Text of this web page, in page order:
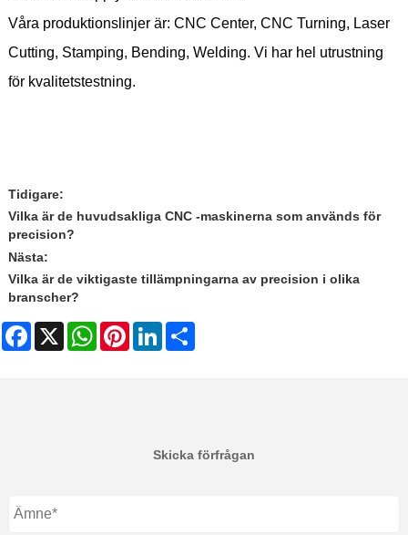
Våra produktionslinjer är: CNC Center, CNC Turning, Laser
Cutting, Stamping, Bending, Welding. Vi har hel utrustning
för kvalitetstestning.
Tidigare:
Vilka är de huvudsakliga CNC -maskinerna som används för
precision?
Nästa:
Vilka är de viktigaste tillämpningarna av precision i olika
branscher?
Facebook WhatsAppPinterestLinkedIn
Skicka förfrågan